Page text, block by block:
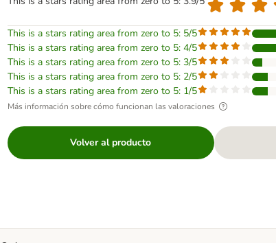
This is a stars rating area from zero to 5: 5/5
This is a stars rating area from zero to 5: 4/5
This is a stars rating area from zero to 5: 3/5
This is a stars rating area from zero to 5: 2/5
This is a stars rating area from zero to 5: 1/5
Más información sobre cómo funcionan las valoraciones
Volver al producto